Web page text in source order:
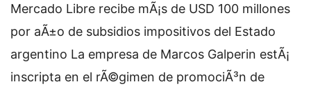
Mercado Libre recibe mÃ¡s de USD 100 millones
por aÃ±o de subsidios impositivos del Estado
argentino La empresa de Marcos Galperin estÃ¡
inscripta en el rÃ©gimen de promociÃ³n de